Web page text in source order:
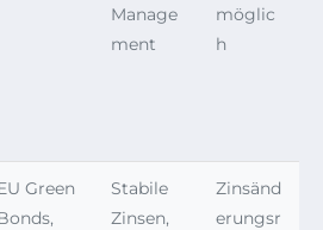
Manage
ment
möglic
h
Green
Stabile
Zinsen,
Zinsänd
erungsr